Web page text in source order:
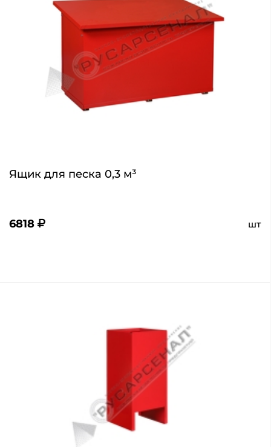
Ящик для песка 0,3 м³
6818 шт